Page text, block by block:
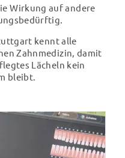
zur Kenntnis
dass die von mir
erhoben und
erkläre ich mich mit der
Wirkung auf andere
kennt alle
Zahnmedizin, damit
Lächeln kein
bleibt.